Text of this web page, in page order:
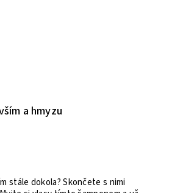
a hmyzu
stále dokola? Skončete s nimi